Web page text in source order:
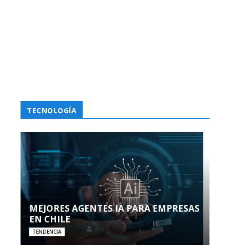
TECNOLOGÍA
MEJORES AGENTES IA PARA EMPRESAS
EN CHILE
TENDENCIA